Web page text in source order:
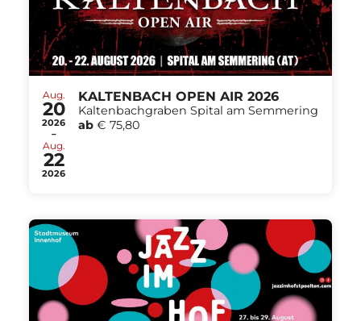
Aug.
20
2026
-
Aug.
22
2026
KALTENBACH OPEN AIR 2026
Kaltenbachgraben Spital am Semmering
ab € 75,80